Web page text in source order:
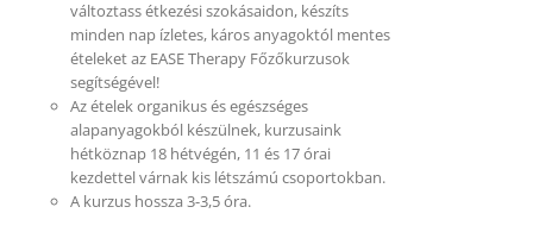
változtass étkezési szokásaidon, készíts
minden nap ízletes, káros anyagoktól mentes
ételeket az EASE Therapy Főzőkurzusok
segítségével!
Az ételek organikus és egészséges
alapanyagokból készülnek, kurzusaink
hétköznap 18 hétvégén, 11 és 17 órai
kezdettel várnak kis létszámú csoportokban.
A kurzus hossza 3-3,5 óra.